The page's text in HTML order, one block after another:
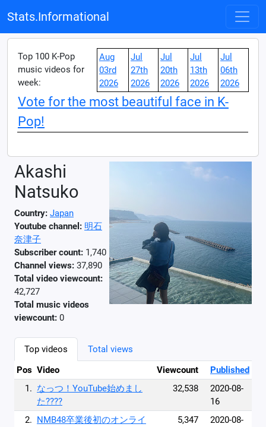
Stats.Informational
Top 100 K-Pop
music videos for
week:
Aug
03rd
2026
Jul
27th
2026
Jul
20th
2026
Jul
13th
2026
Jul
06th
2026
Vote for the most beautiful face in K-
Pop!
Akashi
Natsuko
Country: Japan
Youtube channel: 明石
奈津子
Subscriber count: 1,740
Channel views: 37,890
Total video viewcount:
42,727
Total music videos
viewcount: 0
Top videos
Total views
Pos Video Viewcount
Published
1. なっつ！YouTube始めまし
た????
32,538
2020-08-
16
2. NMB48卒業後初のオンライ
5,347
2020-08-